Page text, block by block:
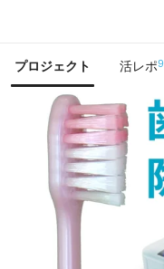
プロジェクト 活レポ9